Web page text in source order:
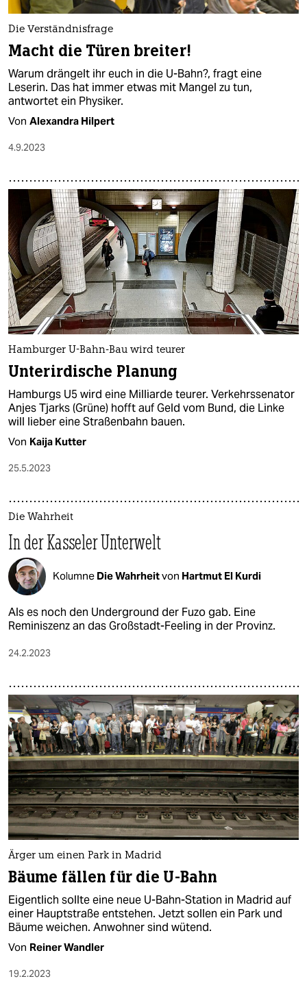
Die Verständnisfrage
Macht die Türen breiter!
Warum drängelt ihr euch in die U-Bahn?, fragt eine
Leserin. Das hat immer etwas mit Mangel zu tun,
antwortet ein Physiker.
Von Alexandra Hilpert
4.9.2023
Hamburger U-Bahn-Bau wird teurer
Unterirdische Planung
Hamburgs U5 wird eine Milliarde teurer. Verkehrssenator
Anjes Tjarks (Grüne) hofft auf Geld vom Bund, die Linke
will lieber eine Straßenbahn bauen.
Von Kaija Kutter
25.5.2023
Die Wahrheit
In der Kasseler Unterwelt
Kolumne Die Wahrheitvon Hartmut El Kurdi
Als es noch den Underground der Fuzo gab. Eine
Reminiszenz an das Großstadt-Feeling in der Provinz.
24.2.2023
Ärger um einen Park in Madrid
Bäume fällen für die U-Bahn
Eigentlich sollte eine neue U-Bahn-Station in Madrid auf
einer Hauptstraße entstehen. Jetzt sollen ein Park und
Bäume weichen. Anwohner sind wütend.
Von Reiner Wandler
19.2.2023